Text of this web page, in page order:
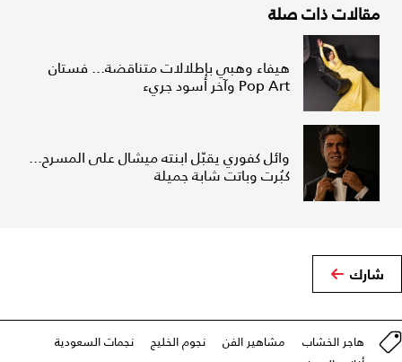
مقالات ذات صلة
هيفاء وهبي بإطلالات متناقضة... فستان
Pop Art وآخر أسود جريء
وائل كفوري يقبّل ابنته ميشال على المسرح...
كبُرت وباتت شابة جميلة
شارك
هاجر الخشاب مشاهير الفن نجوم الخليج
نجمات السعودية